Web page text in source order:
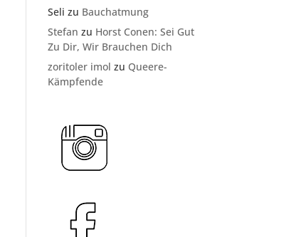
Seli zu Bauchatmung
Stefan zu Horst Conen: Sei Gut
Zu Dir, Wir Brauchen Dich
zoritoler imol zu Queere-
Kämpfende